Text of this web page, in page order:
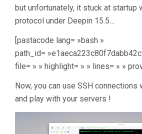
but unfortunately, it stuck at startup
protocol under Deepin 15.5…
[pastacode lang= »bash »
path_id=
file= » » highlight= » » lines= » »
Now, you can use SSH connections
and play with your servers !